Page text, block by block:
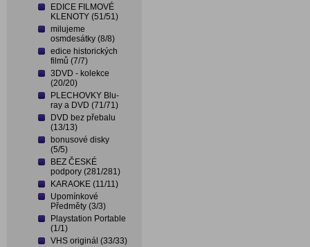
EDICE FILMOVÉ
KLENOTY (51/51)
milujeme
osmdesátky (8/8)
edice historických
filmů (7/7)
3DVD - kolekce
(20/20)
PLECHOVKY Blu-
ray a DVD (71/71)
DVD bez přebalu
(13/13)
bonusové disky
(5/5)
BEZ ČESKÉ
podpory (281/281)
KARAOKE (11/11)
Upomínkové
Předměty (3/3)
Playstation Portable
(1/1)
VHS originál (33/33)